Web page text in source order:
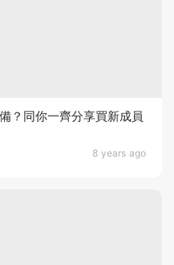
8 years ago
？同你一齊分享買新成員